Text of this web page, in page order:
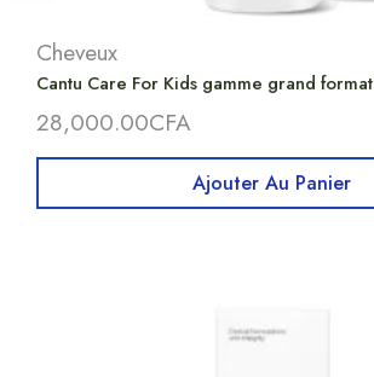
Cheveux
Cantu Care For Kids gamme grand format
28,000.00CFA
Ajouter Au Panier